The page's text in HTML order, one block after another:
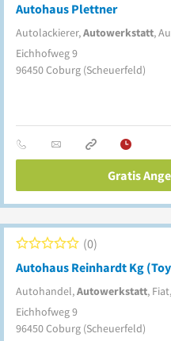
Autohaus Plettner
Autolackierer,Autowerkstatt,
Eichhofweg 9
96450Coburg (Scheuerfeld)
Gratis
Autohaus Reinhardt Kg
Autohandel,Autowerkstatt,
0
Eichhofweg 9
96450Coburg (Scheuerfeld)